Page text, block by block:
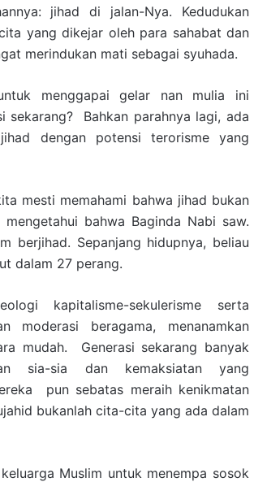
jihad di jalan-Nya. Kedudukan
yang dikejar oleh para sahabat dan
merindukan mati sebagai syuhada.
menggapai gelar nan mulia ini
sekarang? Bahkan parahnya lagi, ada
dengan potensi terorisme yang
mesti memahami bahwa jihad bukan
bahwa Baginda Nabi saw.
berjihad. Sepanjang hidupnya, beliau
dalam 27 perang.
kapitalisme-sekulerisme serta
moderasi beragama, menanamkan
mudah. Generasi sekarang banyak
sia-sia dan kemaksiatan yang
pun sebatas meraih kenikmatan
bukanlah cita-cita yang ada dalam
Muslim untuk menempa sosok